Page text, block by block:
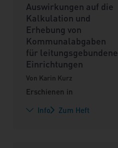
Auswirkungen auf die
Kalkulation und
Erhebung von
Kommunalabgaben
für leitungsgebundene
Einrichtungen
Von Karin Kurz
Erschienen in
Info
Zum Heft